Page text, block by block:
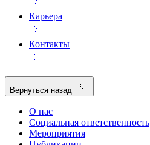
Карьера
Контакты
Вернуться назад
О нас
Социальная ответственность
Мероприятия